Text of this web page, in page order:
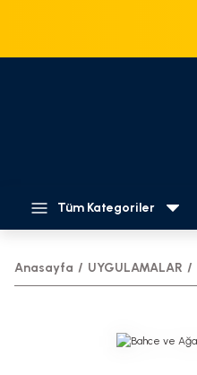
Tüm Kategoriler
Anasayfa UYGULAMALAR